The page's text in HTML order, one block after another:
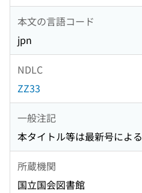
本文の言語コード
jpn
NDLC
ZZ33
一般注記
本タイトル等は最新号による
所蔵機関
国立国会図書館